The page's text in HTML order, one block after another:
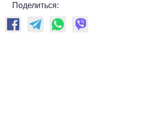
Поделиться: